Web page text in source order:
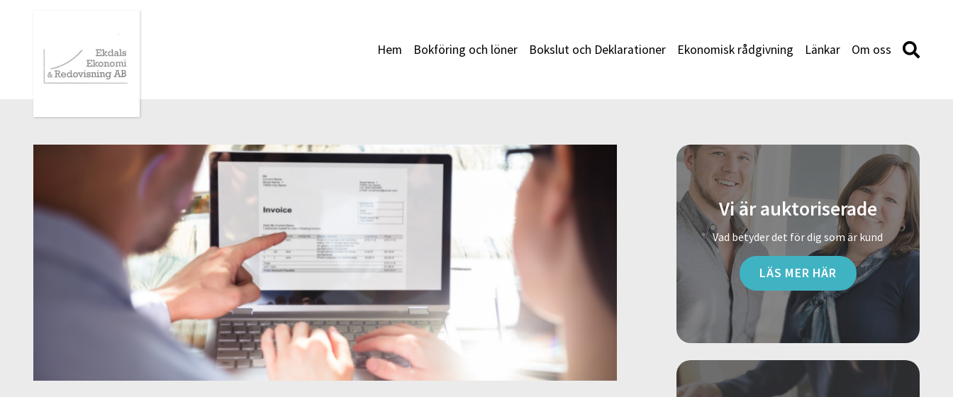
Hem Bokföring och löner Bokslut och Deklarationer Ekonomisk rådgivning Länkar Om oss
Vi är auktoriserade
Vad betyder det för dig som är kund
LÄS MER HÄR